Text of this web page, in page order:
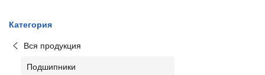
Категория
Вся продукция
Подшипники